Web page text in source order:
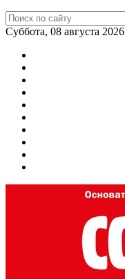
Суббота, 08 августа 2026